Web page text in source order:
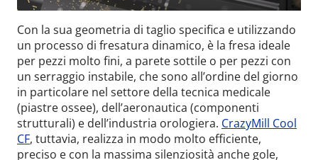
Con la sua geometria di taglio specifica e utilizzando
un processo di fresatura dinamico, è la fresa ideale
per pezzi molto fini, a parete sottile o per pezzi con
un serraggio instabile, che sono all’ordine del giorno
in particolare nel settore della tecnica medicale
(piastre ossee), dell’aeronautica (componenti
strutturali) e dell’industria orologiera. CrazyMill Cool
CF, tuttavia, realizza in modo molto efficiente,
preciso e con la massima silenziosità anche gole,